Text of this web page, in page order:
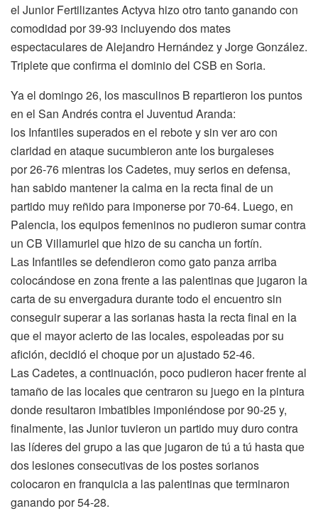
el Junior Fertilizantes Actyva hizo otro tanto ganando con
comodidad por 39-93 incluyendo dos mates
espectaculares de Alejandro Hernández y Jorge González.
Triplete que confirma el dominio del CSB en Soria.
Ya el domingo 26, los masculinos B repartieron los puntos
en el San Andrés contra el Juventud Aranda:
los Infantiles superados en el rebote y sin ver aro con
claridad en ataque sucumbieron ante los burgaleses
por 26-76 mientras los Cadetes, muy serios en defensa,
han sabido mantener la calma en la recta final de un
partido muy reñido para imponerse por 70-64. Luego, en
Palencia, los equipos femeninos no pudieron sumar contra
un CB Villamuriel que hizo de su cancha un fortín.
Las Infantiles se defendieron como gato panza arriba
colocándose en zona frente a las palentinas que jugaron la
carta de su envergadura durante todo el encuentro sin
conseguir superar a las sorianas hasta la recta final en la
que el mayor acierto de las locales, espoleadas por su
afición, decidió el choque por un ajustado 52-46.
Las Cadetes, a continuación, poco pudieron hacer frente al
tamaño de las locales que centraron su juego en la pintura
donde resultaron imbatibles imponiéndose por 90-25 y,
finalmente, las Junior tuvieron un partido muy duro contra
las líderes del grupo a las que jugaron de tú a tú hasta que
dos lesiones consecutivas de los postes sorianos
colocaron en franquicia a las palentinas que terminaron
ganando por 54-28.